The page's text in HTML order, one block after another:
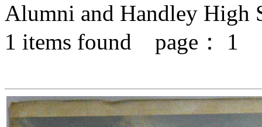
Alumni and Handley High
1 items found page： 1